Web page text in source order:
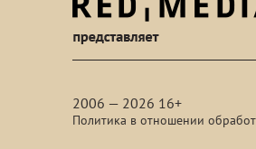
2006 — 2026 16+
Политика в отношении